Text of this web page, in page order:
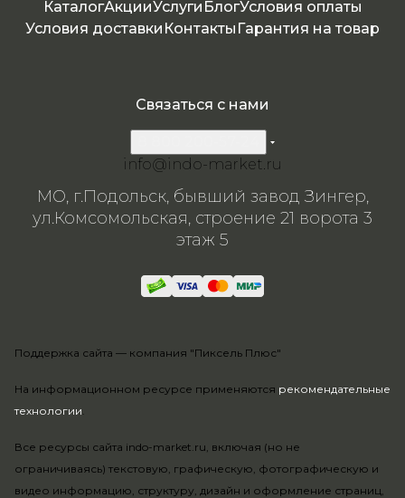
камн
я
я
я
я
я
КаталогАкцииУслуги БлогУсловия оплаты
Условия доставки Контакты Гарантия на товар
На информационном ресурсе применяются рекомендательные
технологии.
Все ресурсы сайта indo-market.ru, включая (но не
ограничиваясь) текстовую, графическую, фотографическую и
видео информацию, структуру, дизайн и оформление страниц,
Связаться с нами
info@indo-market.ru
МО, г.Подольск, бывший завод Зингер,
ул.Комсомольская, строение 21 ворота 3
этаж 5
Поддержка сайта — компания "Пиксель Плюс"